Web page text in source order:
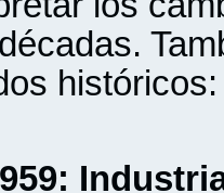
históricos: